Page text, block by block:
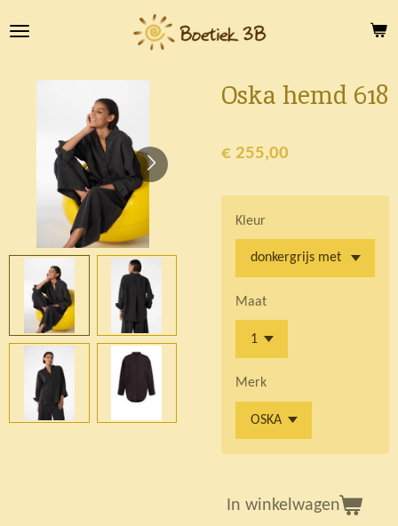
direct
hoofdinhoud
Oska hemd 618
€ 255,00
Kleur
Maat
Merk
In winkelwagen